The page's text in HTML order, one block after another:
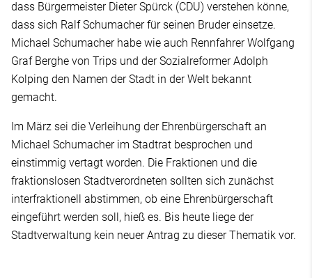
dass Bürgermeister Dieter Spürck (CDU) verstehen könne,
dass sich Ralf Schumacher für seinen Bruder einsetze.
Michael Schumacher habe wie auch Rennfahrer Wolfgang
Graf Berghe von Trips und der Sozialreformer Adolph
Kolping den Namen der Stadt in der Welt bekannt
gemacht.
Im März sei die Verleihung der Ehrenbürgerschaft an
Michael Schumacher im Stadtrat besprochen und
einstimmig vertagt worden. Die Fraktionen und die
fraktionslosen Stadtverordneten sollten sich zunächst
interfraktionell abstimmen, ob eine Ehrenbürgerschaft
eingeführt werden soll, hieß es. Bis heute liege der
Stadtverwaltung kein neuer Antrag zu dieser Thematik vor.